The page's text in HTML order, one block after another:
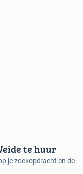
te huur
je zoekopdracht en de